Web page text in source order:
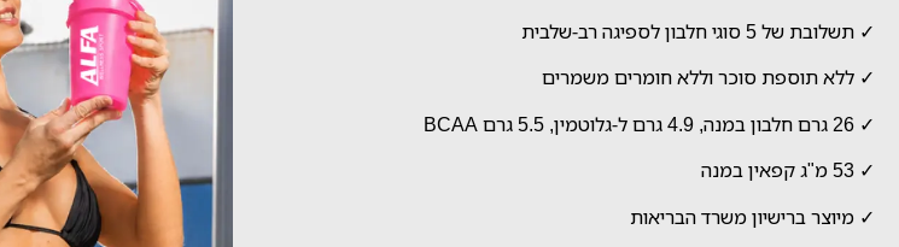
✓ תשלובת של 5 סוגי חלבון לספיגה רב-שלבית
✓ ללא תוספת סוכר וללא חומרים משמרים
✓ 26 גרם חלבון במנה, 4.9 גרם ל-גלוטמין, 5.5 גרם BCAA
✓ 53 מ"ג קפאין במנה
✓ מיוצר ברישיון משרד הבריאות